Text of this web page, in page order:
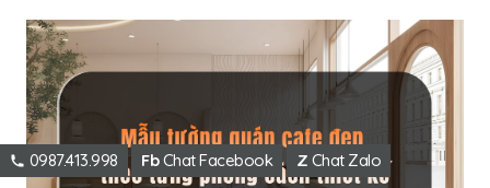
0987.413.998 Fb Chat Facebook Z Chat Zalo